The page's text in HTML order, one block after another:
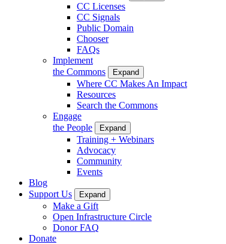
CC Licenses
CC Signals
Public Domain
Chooser
FAQs
Implement
the Commons
Expand
Where CC Makes An Impact
Resources
Search the Commons
Engage
the People
Expand
Training + Webinars
Advocacy
Community
Events
Blog
Support Us
Expand
Make a Gift
Open Infrastructure Circle
Donor FAQ
Donate